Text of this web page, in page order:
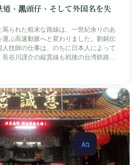
、黒頭仔、そして外国名を失
罵られた粗末な路線は、一世紀余りのあ
運ぶ高速動脈へと変わりました。劉銘伝
技師の仕事は、のちに日本人によって
谷川謹介の縦貫線も戦後の台湾鉄路に
た。どの世代も前の世代の記録を脚注
やくプユマ・タロコの世代になって、
ルの上に敷き戻されたのです。